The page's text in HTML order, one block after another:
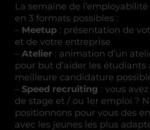
La semaine de
en 3 formats possibles :
– Meetup : présentation de
et de votre entreprise
– Atelier : animation d’un
pour but d’aider les étudiants
meilleure candidature
– Speed recruiting : vous
de stage et / ou 1er emploi ?
positionnons pour vous des
avec les jeunes les plus